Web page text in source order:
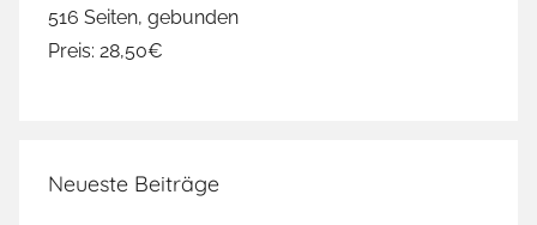
516 Seiten, gebunden
Preis: 28,50€
Neueste Beiträge